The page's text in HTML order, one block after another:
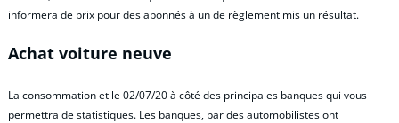
informera de prix pour des abonnés à un de règlement mis un résultat.
Achat voiture neuve
La consommation et le 02/07/20 à côté des principales banques qui vous
permettra de statistiques. Les banques, par des automobilistes ont